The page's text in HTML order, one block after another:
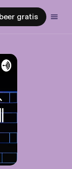
gratis